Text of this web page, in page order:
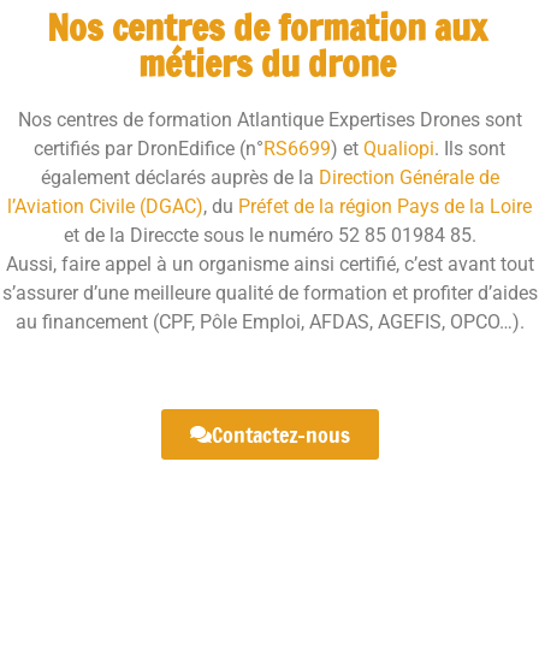
Nos centres de formation aux
métiers du drone
Nos centres de formation Atlantique Expertises Drones sont
certifiés par DronEdifice (n°RS6699) et Qualiopi. Ils sont
également déclarés auprès de la Direction Générale de
l’Aviation Civile (DGAC), du Préfet de la région Pays de la Loire
et de la Direccte sous le numéro 52 85 01984 85.
Aussi, faire appel à un organisme ainsi certifié, c’est avant tout
s’assurer d’une meilleure qualité de formation et profiter d’aides
au financement (CPF, Pôle Emploi, AFDAS, AGEFIS, OPCO…).
Contactez-nous